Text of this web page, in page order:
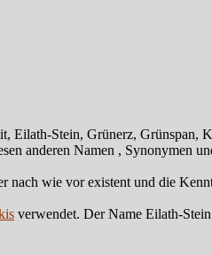
Eilath-Stein, Grünerz,
anderen Namen , Synonymen
nach wie vor existent und die
verwendet. Der Name Eilath-